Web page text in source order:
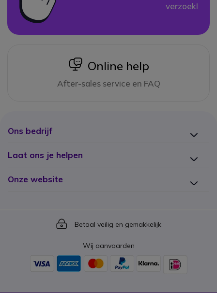
verzoek!
icon
Online help
After-sales service en FAQ
Ons bedrijf
Laat ons je helpen
Onze website
Icon
Betaal veilig en gemakkelijk
Wij aanvaarden